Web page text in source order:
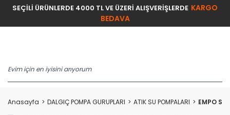
SEÇİLİ ÜRÜNLERDE 4000 TL VE ÜZERİ ALIŞVERİŞLERDE KARGO
BEDAVA
Anasayfa DALGIÇ POMPA GURUPLARI ATIK SU POMPALARI EMPO